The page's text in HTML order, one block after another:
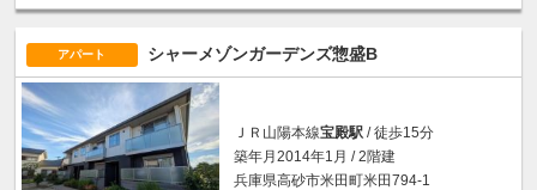
アパート シャーメゾンガーデンズ惣盛B
ＪＲ山陽本線宝殿駅 / 徒歩15分
築年月2014年1月 / 2階建
兵庫県高砂市米田町米田794-1